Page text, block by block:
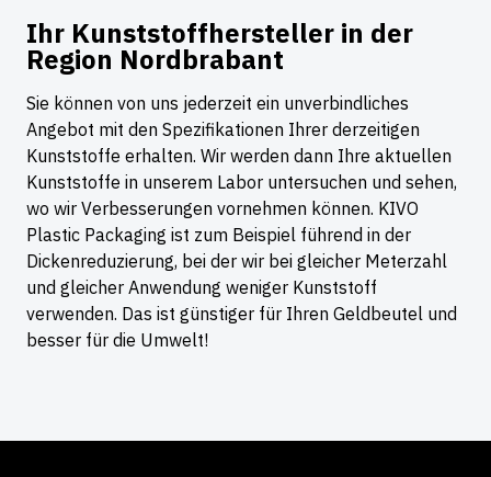
Ihr Kunststoffhersteller in der
Region Nordbrabant
Sie können von uns jederzeit ein unverbindliches
Angebot mit den Spezifikationen Ihrer derzeitigen
Kunststoffe erhalten. Wir werden dann Ihre aktuellen
Kunststoffe in unserem Labor untersuchen und sehen,
wo wir Verbesserungen vornehmen können. KIVO
Plastic Packaging ist zum Beispiel führend in der
Dickenreduzierung, bei der wir bei gleicher Meterzahl
und gleicher Anwendung weniger Kunststoff
verwenden. Das ist günstiger für Ihren Geldbeutel und
besser für die Umwelt!